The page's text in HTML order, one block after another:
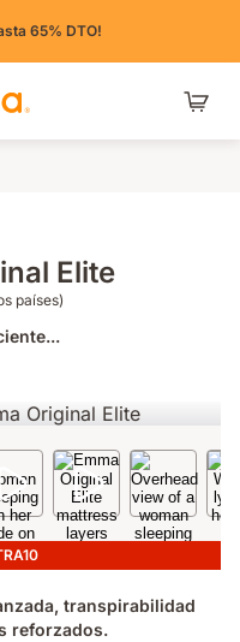
65% DTO!
Elite
316 reseñas (312 de otros
países)
transpirabilidad
reforzados.